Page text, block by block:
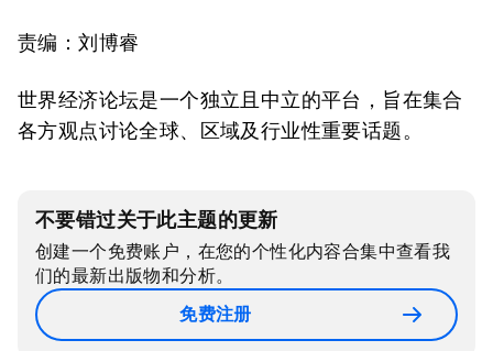
责编：刘博睿
世界经济论坛是一个独立且中立的平台，旨在集合
各方观点讨论全球、区域及行业性重要话题。
不要错过关于此主题的更新
创建一个免费账户，在您的个性化内容合集中查看我
们的最新出版物和分析。
免费注册